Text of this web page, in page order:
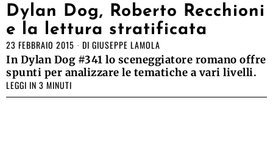
Dylan Dog, Roberto Recchioni
e la lettura stratificata
23 FEBBRAIO 2015 DI GIUSEPPE LAMOLA
In Dylan Dog #341 lo sceneggiatore romano offre
spunti per analizzare le tematiche a vari livelli.
LEGGI IN 3 MINUTI